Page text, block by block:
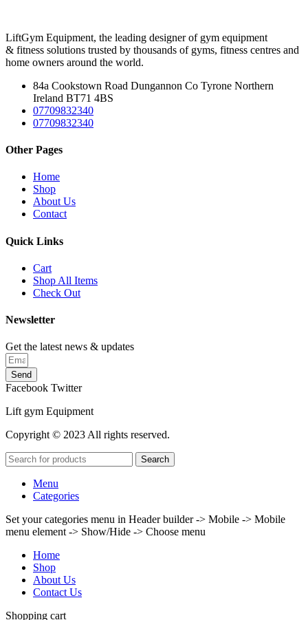
LiftGym Equipment, the leading designer of gym equipment
& fitness solutions trusted by thousands of gyms, fitness centres and
home owners around the world.
84a Cookstown Road Dungannon Co Tyrone Northern
Ireland BT71 4BS
07709832340
07709832340
Other Pages
Home
Shop
About Us
Contact
Quick Links
Cart
Shop All Items
Check Out
Newsletter
Get the latest news & updates
Send
Facebook Twitter
Lift gym Equipment
Copyright © 2023 All rights reserved.
Search
Menu
Categories
Set your categories menu in Header builder -> Mobile -> Mobile
menu element -> Show/Hide -> Choose menu
Home
Shop
About Us
Contact Us
Shopping cart